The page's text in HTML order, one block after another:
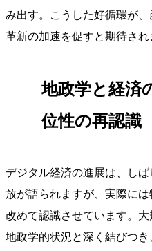
み出す。こうした好循環が
革新の加速を促すと期待され
地政学と経済
位性の再認識
デジタル経済の進展は、し
放が語られますが、実際に
改めて認識させています。大
地政学的状況と深く結びつ